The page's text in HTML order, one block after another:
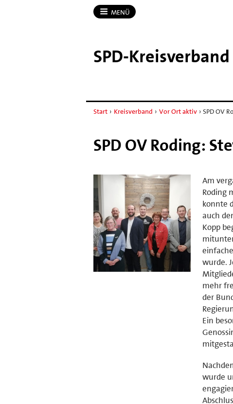
MENÜ
SPD-​
Start › Kreisverband › Vor Ort aktiv › SPD OV
SPD OV Roding:
Am
Roding
konnte
auch
Kopp
wurde.
mehr
der
Ein
wurde